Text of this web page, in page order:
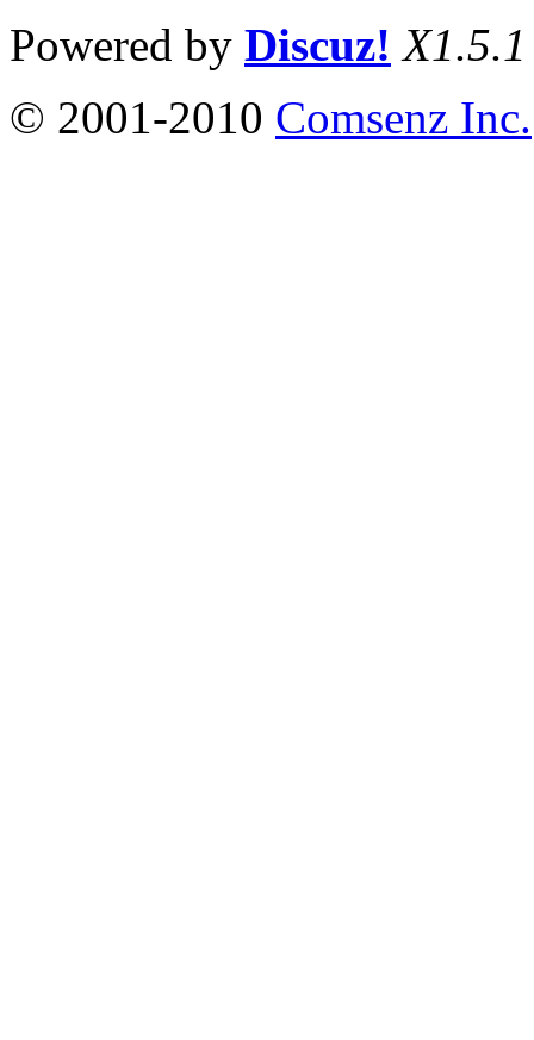
Powered by Discuz! X1.5.1
© 2001-2010 Comsenz Inc.